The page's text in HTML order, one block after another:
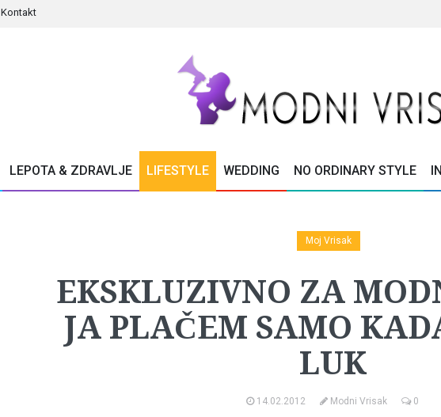
Kontakt
LEPOTA & ZDRAVLJE LIFESTYLE WEDDING NO ORDINARY STYLE
Moj Vrisak
EKSKLUZIVNO ZA
JA PLAČEM SAMO
LUK
14.02.2012 Modni Vrisak 0